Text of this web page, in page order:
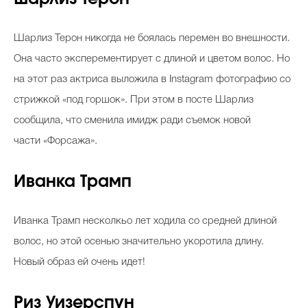
Шарлиз Терон никогда не боялась перемен во внешности.
Она часто эксперементирует с длиной и цветом волос. Но
на этот раз актриса выложила в Instagram фотографию со
стрижкой «под горшок». При этом в посте Шарлиз
сообщила, что сменила имидж ради съемок новой
части «Форсажа».
Иванка Трамп
Иванка Трамп несколкьо лет ходила со средней длиной
волос, но этой осенью значительно укоротила длину.
Новый образ ей очень идет!
Риз Уизерспун